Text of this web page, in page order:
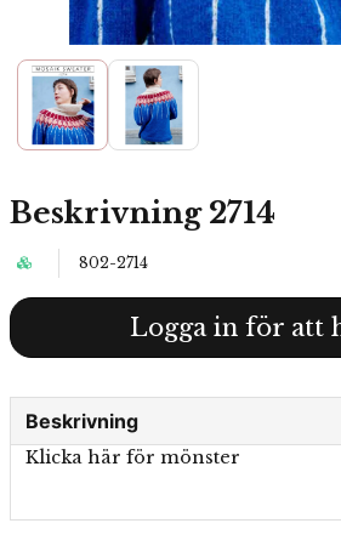
Beskrivning 2714
802-2714
Logga in för att
Beskrivning
Klicka här för mönster